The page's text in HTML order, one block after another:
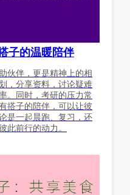
子的温暖陪伴
伙伴，更是精神上的相
，分享资料，讨论疑难
。同时，考研的压力常
搭子的陪伴，可以让彼
是一起晨跑、复习，还
此前行的动力。